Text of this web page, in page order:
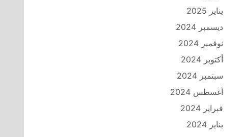
يناير 2025
ديسمبر 2024
نوفمبر 2024
أكتوبر 2024
سبتمبر 2024
أغسطس 2024
فبراير 2024
يناير 2024